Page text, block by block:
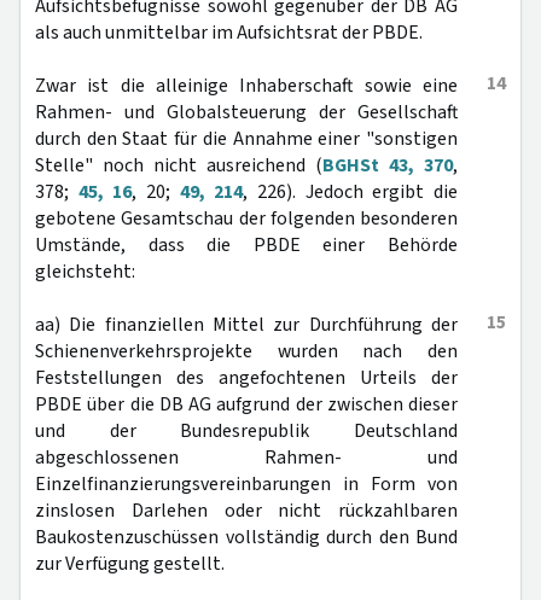
Aufsichtsbefugnisse sowohl gegenüber der DB AG
als auch unmittelbar im Aufsichtsrat der PBDE.
14
Zwar ist die alleinige Inhaberschaft sowie eine
Rahmen- und Globalsteuerung der Gesellschaft
durch den Staat für die Annahme einer "sonstigen
Stelle" noch nicht ausreichend (BGHSt 43, 370,
378; 45, 16, 20; 49, 214, 226). Jedoch ergibt die
gebotene Gesamtschau der folgenden besonderen
Umstände, dass die PBDE einer Behörde
gleichsteht:
15
aa) Die finanziellen Mittel zur Durchführung der
Schienenverkehrsprojekte wurden nach den
Feststellungen des angefochtenen Urteils der
PBDE über die DB AG aufgrund der zwischen dieser
und der Bundesrepublik Deutschland
abgeschlossenen Rahmen- und
Einzelfinanzierungsvereinbarungen in Form von
zinslosen Darlehen oder nicht rückzahlbaren
Baukostenzuschüssen vollständig durch den Bund
zur Verfügung gestellt.